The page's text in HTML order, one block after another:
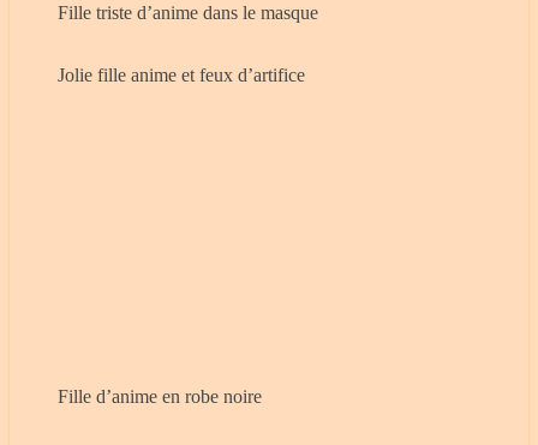
Fille triste d’anime dans le masque
Jolie fille anime et feux d’artifice
Fille d’anime en robe noire